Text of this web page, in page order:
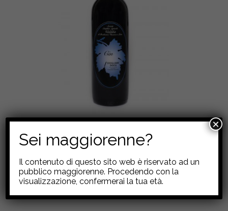
9,00€
Aggiungi al carrello
Sei maggiorenne?
Il contenuto di questo sito web è riservato ad un
pubblico maggiorenne. Procedendo con la
visualizzazione, confermerai la tua età.
×